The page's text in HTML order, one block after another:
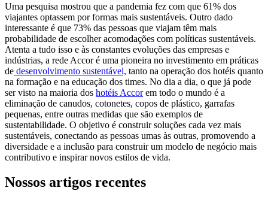
Uma pesquisa mostrou que a pandemia fez com que 61% dos
viajantes optassem por formas mais sustentáveis. Outro dado
interessante é que 73% das pessoas que viajam têm mais
probabilidade de escolher acomodações com políticas sustentáveis.
Atenta a tudo isso e às constantes evoluções das empresas e
indústrias, a rede Accor é uma pioneira no investimento em práticas
de desenvolvimento sustentável, tanto na operação dos hotéis quanto
na formação e na educação dos times. No dia a dia, o que já pode
ser visto na maioria dos hotéis Accorem todo o mundo é a
eliminação de canudos, cotonetes, copos de plástico, garrafas
pequenas, entre outras medidas que são exemplos de
sustentabilidade. O objetivo é construir soluções cada vez mais
sustentáveis, conectando as pessoas umas às outras, promovendo a
diversidade e a inclusão para construir um modelo de negócio mais
contributivo e inspirar novos estilos de vida.
Nossos artigos recentes